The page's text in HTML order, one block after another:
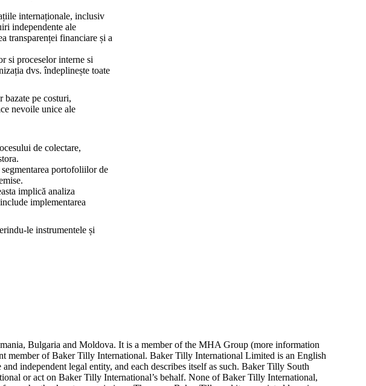
internaționale, inclusiv
independente ale
transparenței financiare și a
si proceselor interne si
dvs. îndeplinește toate
pe costuri,
nevoile unice ale
de colectare,
portofoliilor de
implică analiza
implementarea
le instrumentele și
Bulgaria and Moldova. It is a member of the MHA Group (more information
member of Baker Tilly International. Baker Tilly International Limited is an English
independent legal entity, and each describes itself as such. Baker Tilly South
or act on Baker Tilly International’s behalf. None of Baker Tilly International,